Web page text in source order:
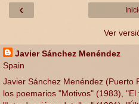
‹
Ver
Javier Sánchez Menéndez
Spain
Javier Sánchez Menéndez (Puerto
los poemarios "Motivos" (1983),